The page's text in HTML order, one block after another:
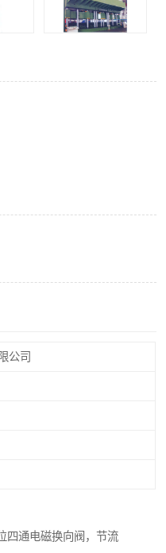
公司
四通电磁换向阀，节流